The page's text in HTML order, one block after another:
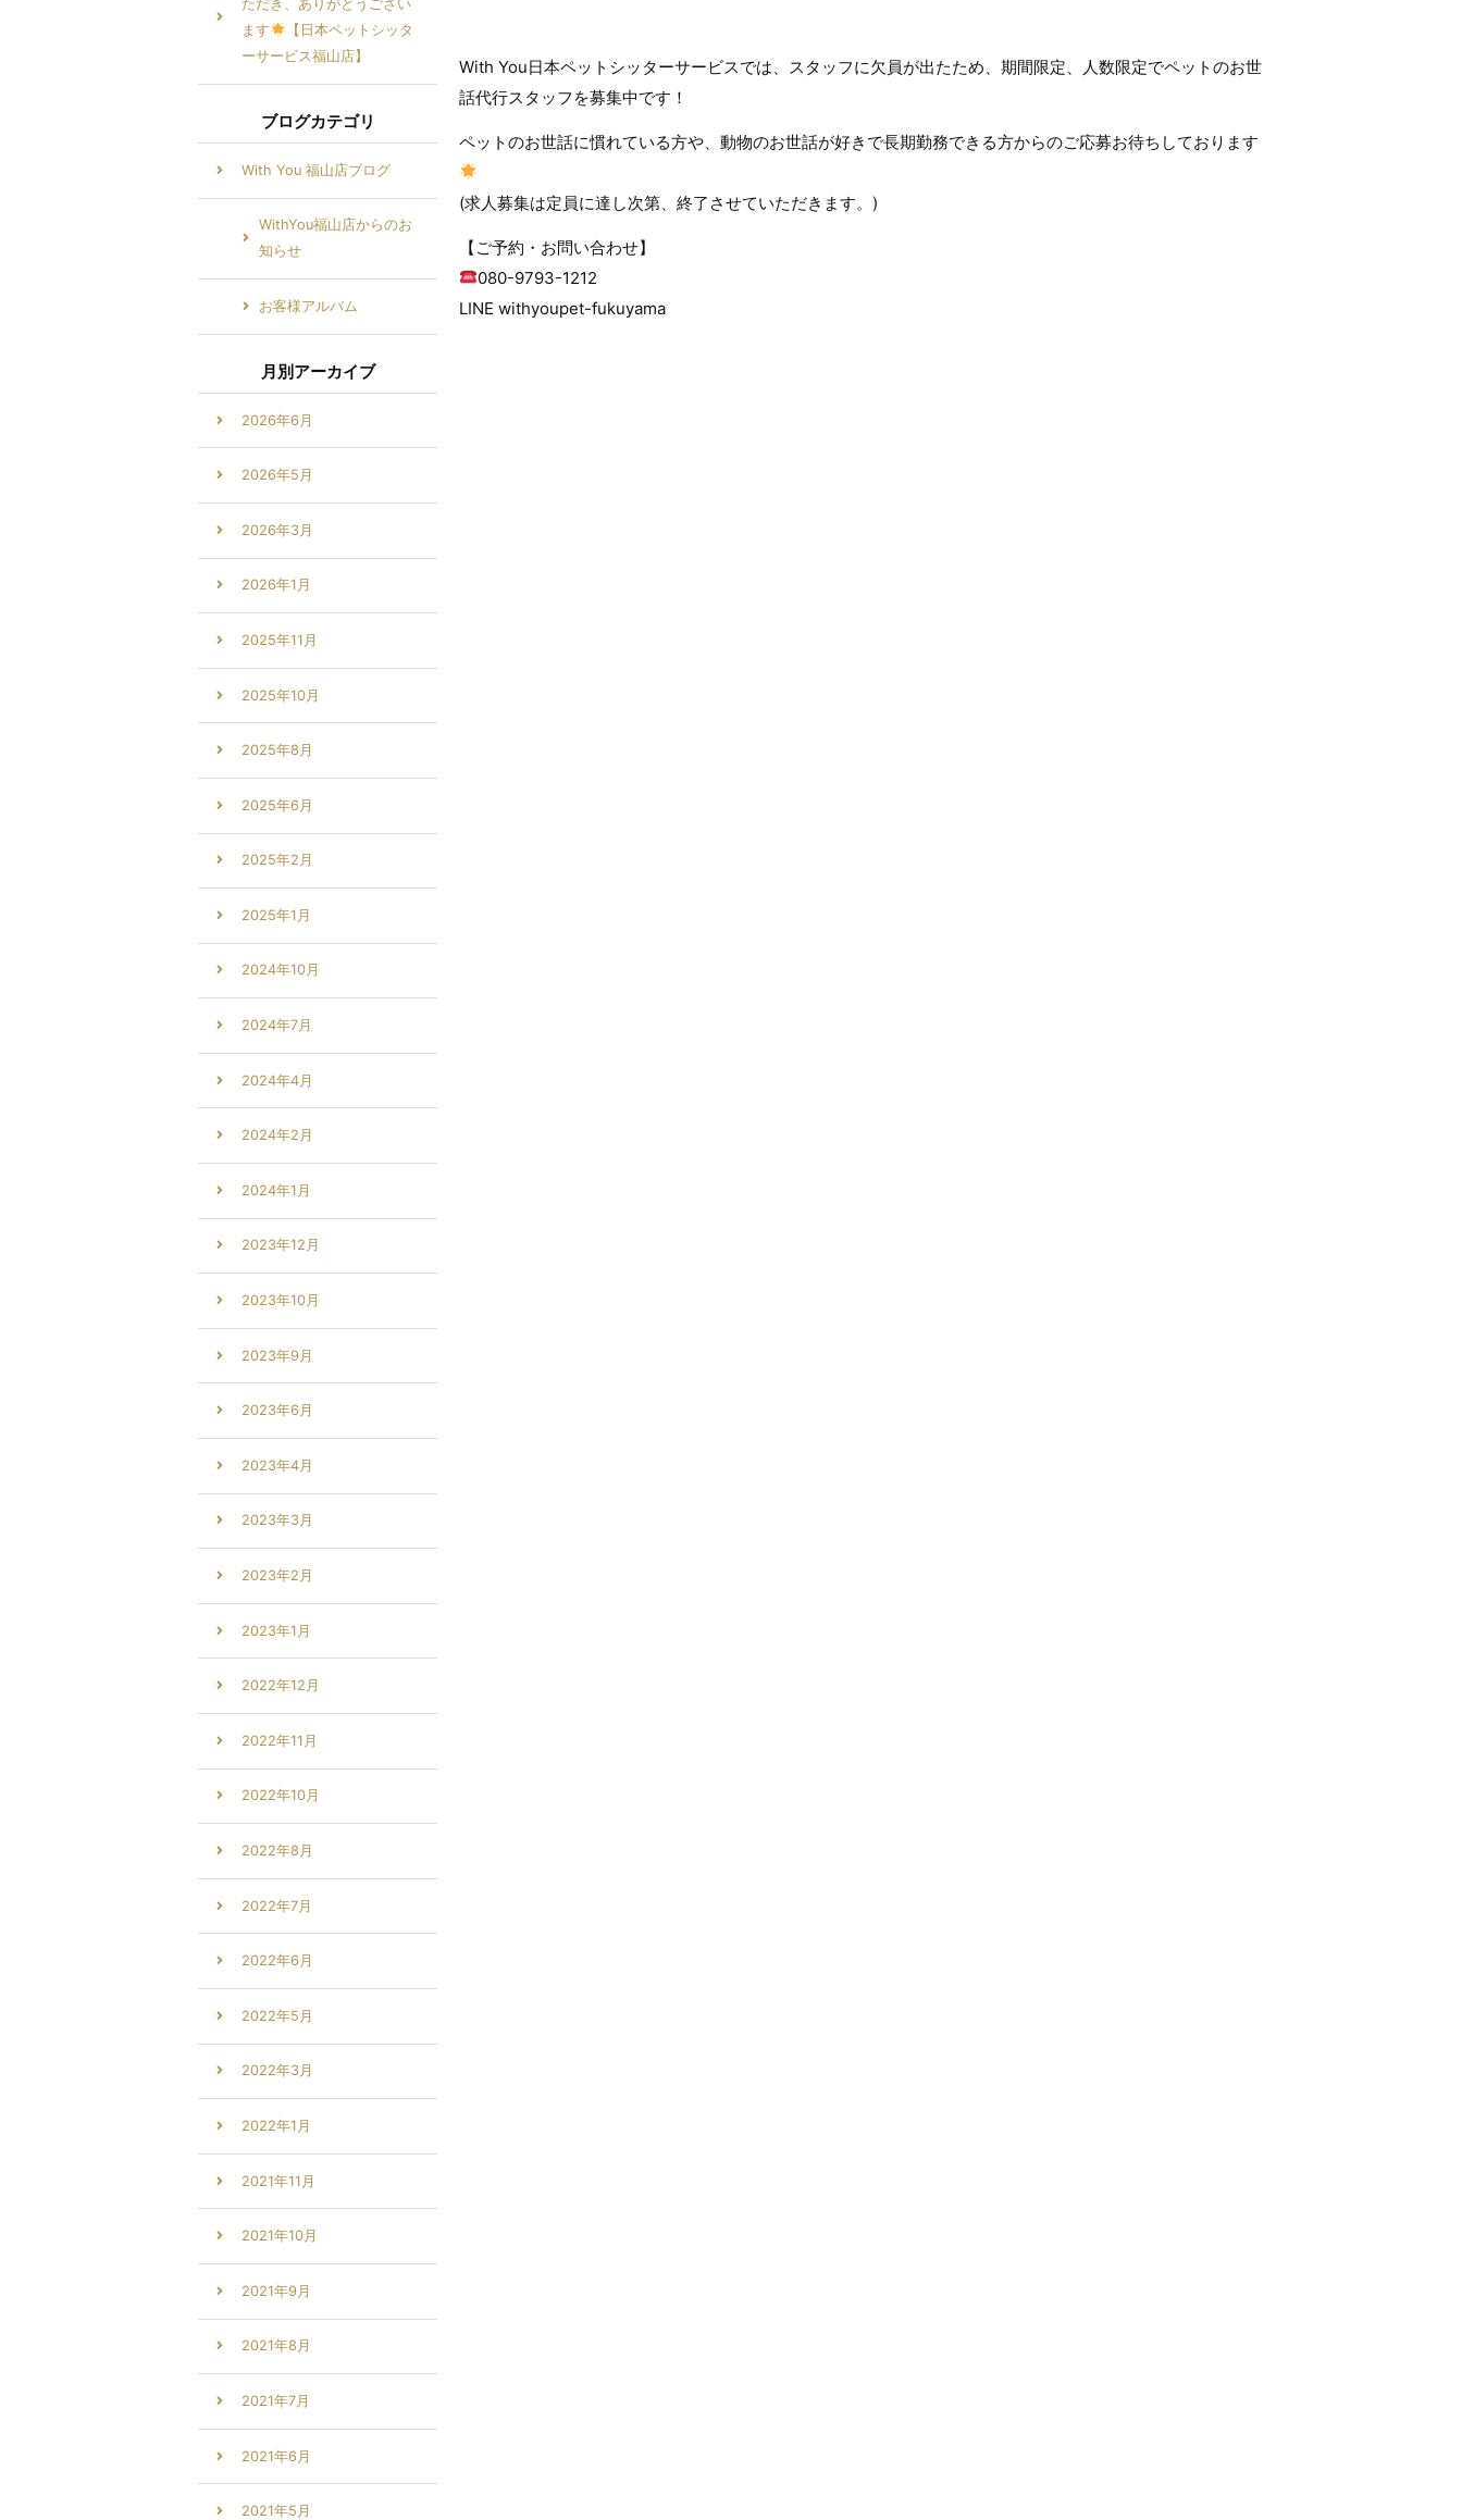
With You日本ペットシッターサービスでは、スタッフに欠員が出たため、期間限定、人数限定でペットのお世
話代行スタッフを募集中です！
ペットのお世話に慣れている方や、動物のお世話が好きで長期勤務できる方からのご応募お待ちしております
(求人募集は定員に達し次第、終了させていただきます。)
【ご予約・お問い合わせ】
080-9793-1212
LINE withyoupet-fukuyama
ただき、ありがとうござい
ます
【日本ペットシッタ
ーサービス福山店】
ブログカテゴリ
With You 福山店ブログ
WithYou福山店からのお
知らせ
お客様アルバム
月別アーカイブ
2026年6月
2026年5月
2026年3月
2026年1月
2025年11月
2025年10月
2025年8月
2025年6月
2025年2月
2025年1月
2024年10月
2024年7月
2024年4月
2024年2月
2024年1月
2023年12月
2023年10月
2023年9月
2023年6月
2023年4月
2023年3月
2023年2月
2023年1月
2022年12月
2022年11月
2022年10月
2022年8月
2022年7月
2022年6月
2022年5月
2022年3月
2022年1月
2021年11月
2021年10月
2021年9月
2021年8月
2021年7月
2021年6月
2021年5月